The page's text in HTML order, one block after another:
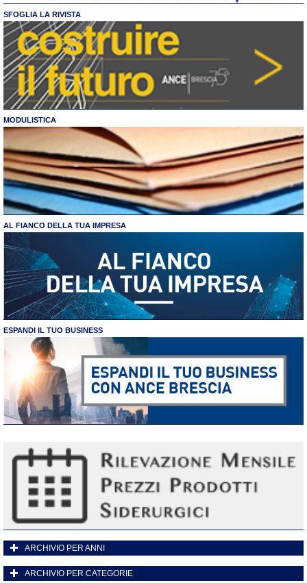
SFOGLIA LA RIVISTA
MODULISTICA
AL FIANCO DELLA TUA IMPRESA
ESPANDI IL TUO BUSINESS
ARCHIVIO PER ANNI
ARCHIVIO PER CATEGORIE